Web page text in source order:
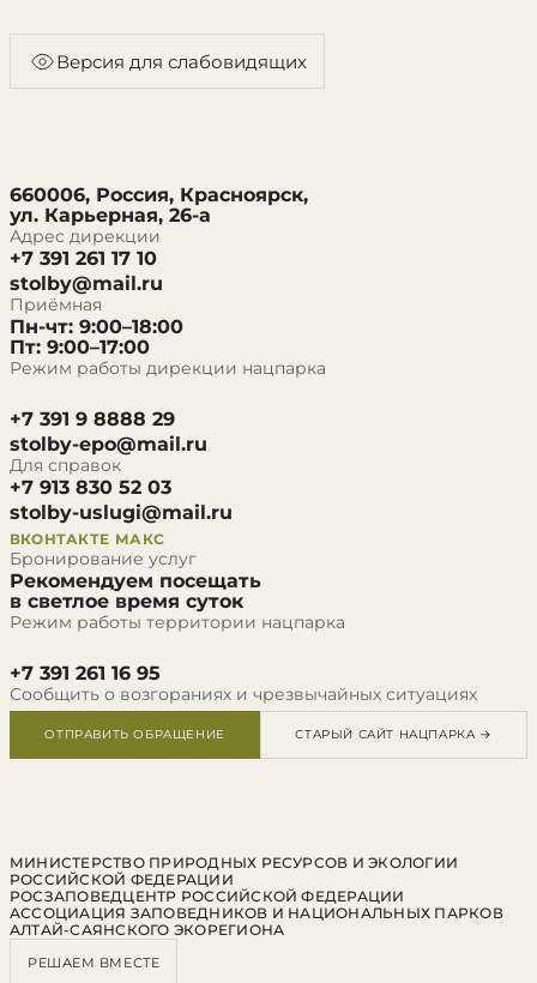
Версия для слабовидящих
660006, Россия, Красноярск,
ул. Карьерная, 26-а
Адрес дирекции
+7 391 261 17 10
stolby@mail.ru
Приёмная
Пн-чт: 9:00–18:00
Пт: 9:00–17:00
Режим работы дирекции нацпарка
+7 391 9 8888 29
stolby-epo@mail.ru
Для справок
+7 913 830 52 03
stolby-uslugi@mail.ru
ВКОНТАКТЕ МАКС
Бронирование услуг
Рекомендуем посещать
в светлое время суток
Режим работы территории нацпарка
+7 391 261 16 95
Сообщить о возгораниях и чрезвычайных ситуациях
ОТПРАВИТЬ ОБРАЩЕНИЕ СТАРЫЙ САЙТ НАЦПАРКА →
МИНИСТЕРСТВО ПРИРОДНЫХ РЕСУРСОВ И ЭКОЛОГИИ
РОССИЙСКОЙ ФЕДЕРАЦИИ
РОСЗАПОВЕДЦЕНТР РОССИЙСКОЙ ФЕДЕРАЦИИ
АССОЦИАЦИЯ ЗАПОВЕДНИКОВ И НАЦИОНАЛЬНЫХ ПАРКОВ
АЛТАЙ-САЯНСКОГО ЭКОРЕГИОНА
РЕШАЕМ ВМЕСТЕ